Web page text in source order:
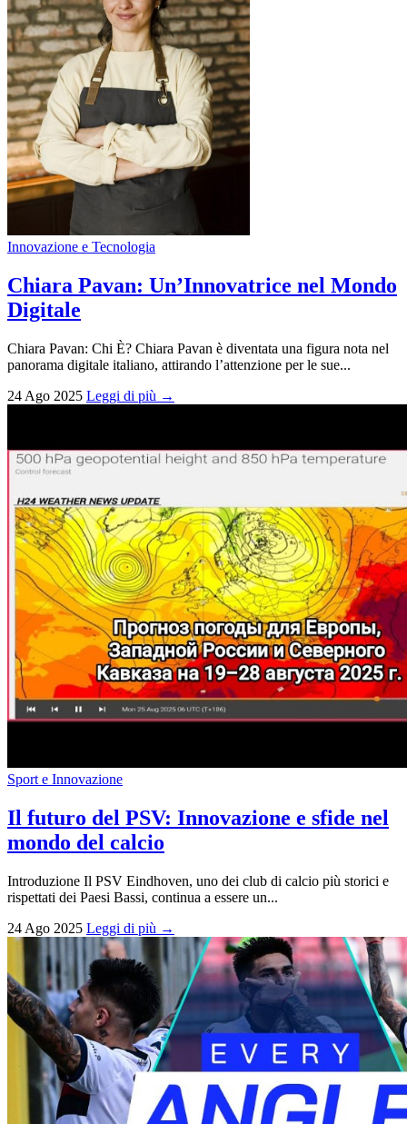
Innovazione e Tecnologia
Chiara Pavan: Un’Innovatrice nel Mondo
Digitale
Chiara Pavan: Chi È? Chiara Pavan è diventata una figura nota nel
panorama digitale italiano, attirando l’attenzione per le sue...
24 Ago 2025 Leggi di più →
Sport e Innovazione
Il futuro del PSV: Innovazione e sfide nel
mondo del calcio
Introduzione Il PSV Eindhoven, uno dei club di calcio più storici e
rispettati dei Paesi Bassi, continua a essere un...
24 Ago 2025 Leggi di più →